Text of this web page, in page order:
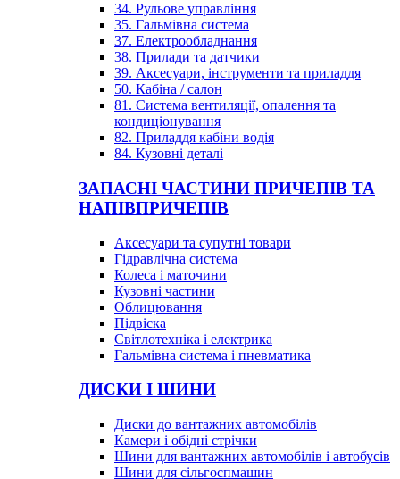
34. Рульове управління
35. Гальмівна система
37. Електрообладнання
38. Прилади та датчики
39. Аксесуари, інструменти та приладдя
50. Кабіна / салон
81. Система вентиляції, опалення та
кондиціонування
82. Приладдя кабіни водія
84. Кузовні деталі
ЗАПАСНІ ЧАСТИНИ ПРИЧЕПІВ ТА
НАПІВПРИЧЕПІВ
Аксесуари та супутні товари
Гідравлічна система
Колеса і маточини
Кузовні частини
Облицювання
Підвіска
Світлотехніка і електрика
Гальмівна система і пневматика
ДИСКИ І ШИНИ
Диски до вантажних автомобілів
Камери і обідні стрічки
Шини для вантажних автомобілів і автобусів
Шини для сільгоспмашин